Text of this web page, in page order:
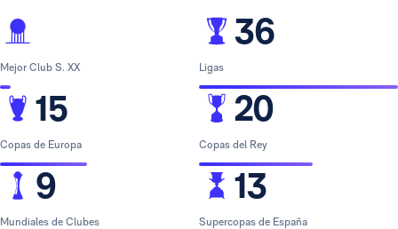
Mejor Club S. XX
15
Copas de Europa
9
Mundiales de Clubes
36
Ligas
20
Copas del Rey
13
Supercopas de España